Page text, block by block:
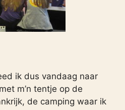
ik dus vandaag naar
m’n tentje op de
de camping waar ik